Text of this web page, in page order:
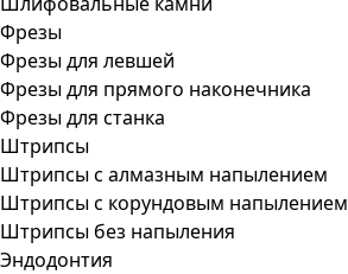
Фрезы
Фрезы для левшей
Фрезы для прямого наконечника
Фрезы для станка
Штрипсы
Штрипсы c алмазным напылением
Штрипсы c корундовым напылением
Штрипсы без напыления
Эндодонтия